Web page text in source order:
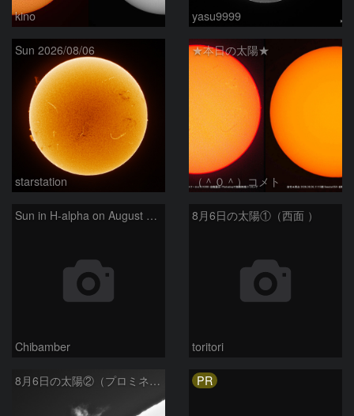
kino yasu9999
Sun 2026/08/06
starstation
★本日の太陽★
（＾０＾）コメト
Sun in H-alpha on August 6, 2026
Chibamber
8月6日の太陽①（西面 ）
toritori
8月6日の太陽②（プロミネン北東縁 ） PR